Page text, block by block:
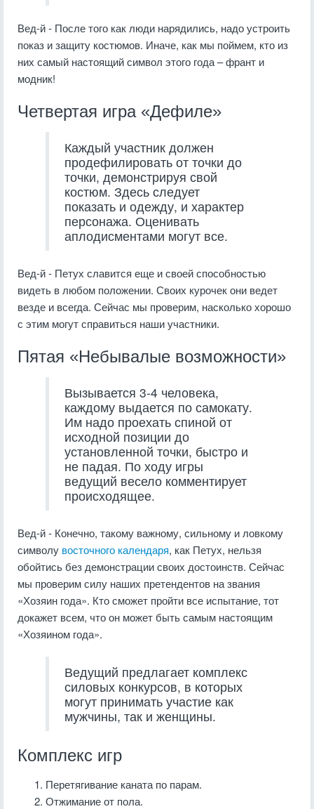
Вед-й - После того как люди нарядились, надо устроить
показ и защиту костюмов. Иначе, как мы поймем, кто из
них самый настоящий символ этого года – франт и
модник!
Четвертая игра «Дефиле»
Каждый участник должен
продефилировать от точки до
точки, демонстрируя свой
костюм. Здесь следует
показать и одежду, и характер
персонажа. Оценивать
аплодисментами могут все.
Вед-й - Петух славится еще и своей способностью
видеть в любом положении. Своих курочек они ведет
везде и всегда. Сейчас мы проверим, насколько хорошо
с этим могут справиться наши участники.
Пятая «Небывалые возможности»
Вызывается 3-4 человека,
каждому выдается по самокату.
Им надо проехать спиной от
исходной позиции до
установленной точки, быстро и
не падая. По ходу игры
ведущий весело комментирует
происходящее.
Вед-й - Конечно, такому важному, сильному и ловкому
символу восточного календаря, как Петух, нельзя
обойтись без демонстрации своих достоинств. Сейчас
мы проверим силу наших претендентов на звания
«Хозяин года». Кто сможет пройти все испытание, тот
докажет всем, что он может быть самым настоящим
«Хозяином года».
Ведущий предлагает комплекс
силовых конкурсов, в которых
могут принимать участие как
мужчины, так и женщины.
Комплекс игр
Перетягивание каната по парам.
Отжимание от пола.